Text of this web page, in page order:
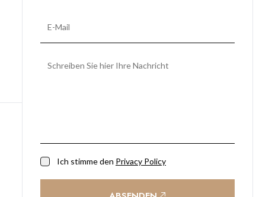
Ich stimme den Privacy Policy